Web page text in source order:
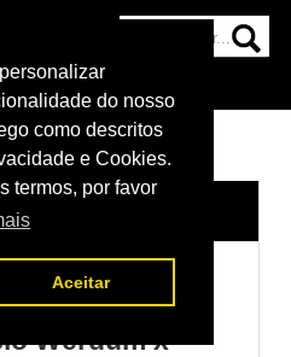
do nosso
como descritos
e Cookies.
termos, por favor
Aceitar
do UFC
Werdum x